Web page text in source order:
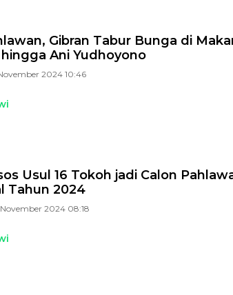
Gibran Tabur Bunga di
Ani Yudhoyono
2024 10:46
Usul 16 Tokoh jadi Calon
Tahun 2024
2024 08:18